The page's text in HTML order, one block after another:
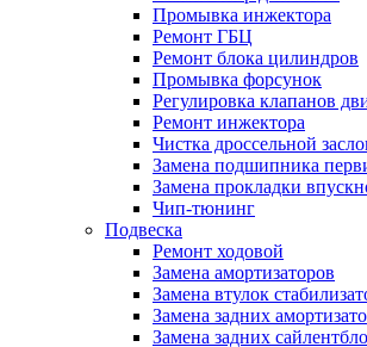
Промывка инжектора
Ремонт ГБЦ
Ремонт блока цилиндров
Промывка форсунок
Регулировка клапанов
Ремонт инжектора
Чистка дроссельной
Замена подшипника
Замена прокладки
Чип-тюнинг
Подвеска
Ремонт ходовой
Замена амортизаторов
Замена втулок
Замена задних
Замена задних